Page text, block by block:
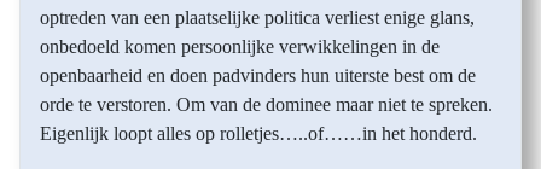
optreden van een plaatselijke politica verliest enige glans,
onbedoeld komen persoonlijke verwikkelingen in de
openbaarheid en doen padvinders hun uiterste best om de
orde te verstoren. Om van de dominee maar niet te spreken.
Eigenlijk loopt alles op rolletjes…..of……in het honderd.